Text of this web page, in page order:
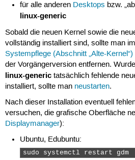
für alle anderen Desktops bzw.
linux-generic
Sobald die neuen Kernel sowie die
vollständig installiert sind, sollte man
Systempflege (Abschnitt „Alte-Kernel“)
der Vorgängerversion entfernen.
linux-generictatsächlich fehlende
installiert, sollte man neustarten.
Nach dieser Installation eventuell
versuchen, die grafische Oberfläche
Displaymanager):
Ubuntu, Edubuntu:
sudo systemctl restart gdm